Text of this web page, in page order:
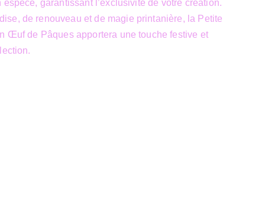
espèce, garantissant l’exclusivité de votre création.
de renouveau et de magie printanière, la Petite
Œuf de Pâques apportera une touche festive et